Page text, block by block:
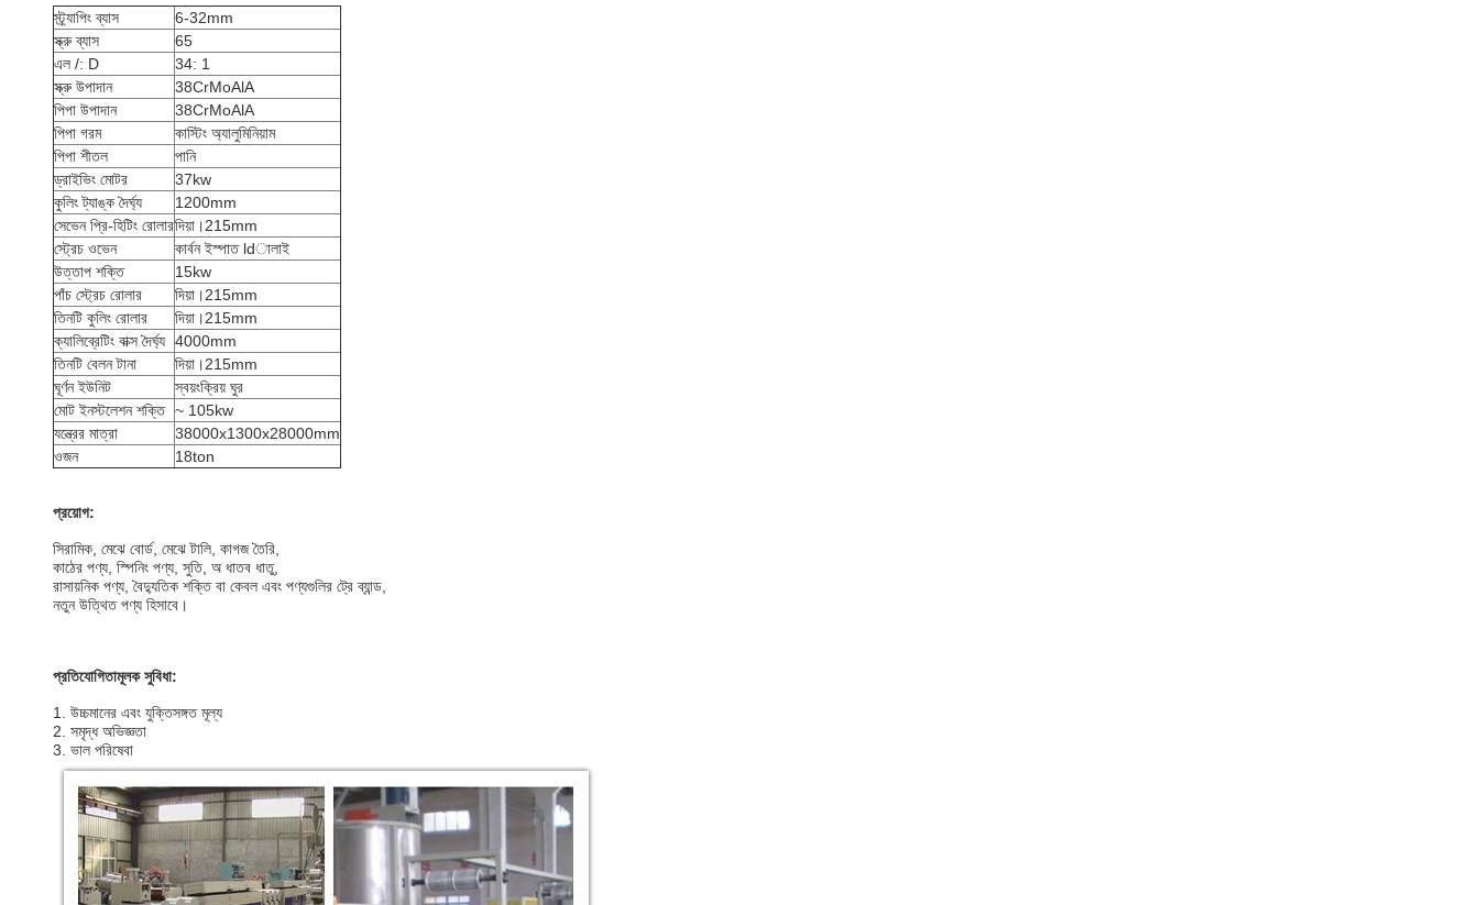
স্ট্র্যাপিং ব্যাস
6-32mm
স্ক্রু ব্যাস
65
এল /: D
34: 1
স্ক্রু উপাদান
38CrMoAlA
পিপা উপাদান
38CrMoAlA
পিপা গরম
কাস্টিং অ্যালুমিনিয়াম
পিপা শীতল
পানি
ড্রাইভিং মোটর
37kw
কুলিং ট্যাঙ্ক দৈর্ঘ্য
1200mm
সেভেন প্রি-হিটিং রোলারদিয়া।215mm
স্ট্রেচ ওভেন
কার্বন ইস্পাত ldালাই
উত্তাপ শক্তি
15kw
পাঁচ স্ট্রেচ রোলার
দিয়া।215mm
তিনটি কুলিং রোলার
দিয়া।215mm
ক্যালিব্রেটিং বাক্স দৈর্ঘ্য 4000mm
তিনটি বেলন টানা
দিয়া।215mm
ঘূর্ণন ইউনিট
স্বয়ংক্রিয় ঘুর
মোট ইনস্টলেশন শক্তি ~ 105kw
যন্ত্রের মাত্রা
38000x1300x28000mm
ওজন
18ton
প্রয়োগ:
সিরামিক, মেঝে বোর্ড, মেঝে টালি, কাগজ তৈরি,
কাঠের পণ্য, স্পিনিং পণ্য, সুতি, অ ধাতব ধাতু,
রাসায়নিক পণ্য, বৈদ্যুতিক শক্তি বা কেবল এবং পণ্যগুলির ট্রে ব্যান্ড,
নতুন উত্থিত পণ্য হিসাবে।
প্রতিযোগিতামূলক সুবিধা:
1. উচ্চমানের এবং যুক্তিসঙ্গত মূল্য
2. সমৃদ্ধ অভিজ্ঞতা
3. ভাল পরিষেবা